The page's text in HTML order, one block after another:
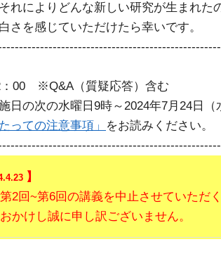
れによりどんな新しい研究が生まれた
さを感じていただけたら幸いです。
00 ※Q&A（質疑応答）含む
日の次の水曜日9時～2024年7月24日
っての注意事項」
をお読みください。
】
2回~第6回の講義を中止させていただ
かけし誠に申し訳ございません。